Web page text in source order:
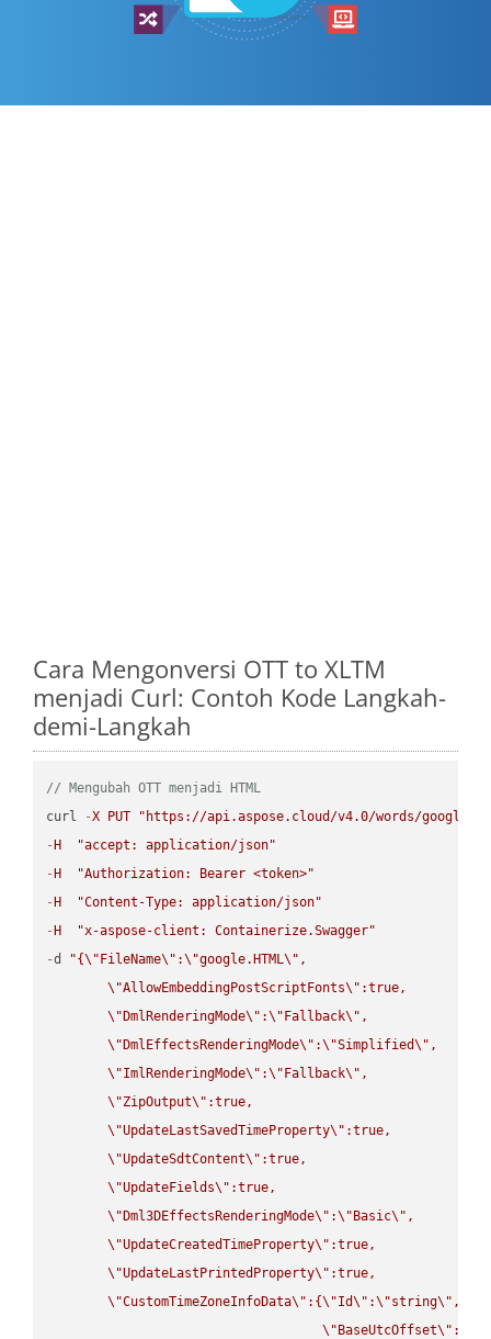
Cara Mengonversi OTT to XLTM
menjadi Curl: Contoh Kode Langkah-
demi-Langkah
// Mengubah OTT menjadi HTML
curl
-X PUT
"https://api.aspose.cloud/v4.0/words/
- H
"accept: application/json"
- H
"Authorization: Bearer <token>"
- H
"Content-Type: application/json"
- H
"x-aspose-client: Containerize.Swagger"
-d "{\" FileName\" :\"google.HTML\" ,
\"AllowEmbeddingPostScriptFonts\" :true,
\" DmlRenderingMode\" :\" Fallback\" ,
\" DmlEffectsRenderingMode\" :\"Simplified\" ,
\"ImlRenderingMode\" :\" Fallback\" ,
\"ZipOutput\" :true,
\"UpdateLastSavedTimeProperty\" :true,
\"UpdateSdtContent\" :true,
\"UpdateFields\" :true,
\" Dml3DEffectsRenderingMode\" :\" Basic\" ,
\"UpdateCreatedTimeProperty\" :true,
\"UpdateLastPrintedProperty\" :true,
\"CustomTimeZoneInfoData\" :{\"Id\" :\"string\" ,
\" BaseUtcOffset\" :